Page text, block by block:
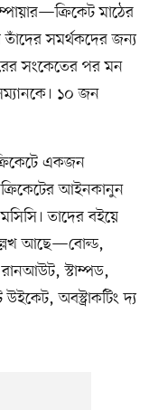
মাঠের
তাঁদের সমর্থকদের জন্য
সংকেতের পর মন
১০ জন
একজন
আইনকানুন
তাদের বইয়ে
আছে—বোল্ড,
স্টাম্পড,
অবস্ট্রাকটিং দ্য